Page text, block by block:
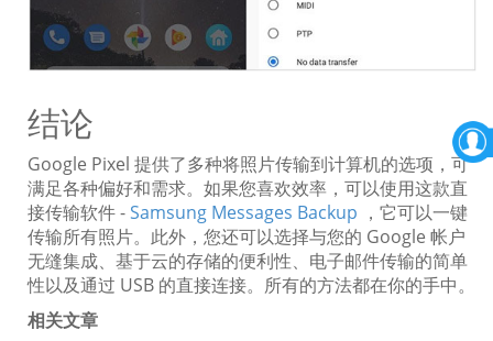
结论
Google Pixel 提供了多种将照片传输到计算机的选项，可
满足各种偏好和需求。如果您喜欢效率，可以使用这款直
接传输软件 -Samsung Messages Backup ，它可以一键
传输所有照片。此外，您还可以选择与您的 Google 帐户
无缝集成、基于云的存储的便利性、电子邮件传输的简单
性以及通过 USB 的直接连接。所有的方法都在你的手中。
相关文章